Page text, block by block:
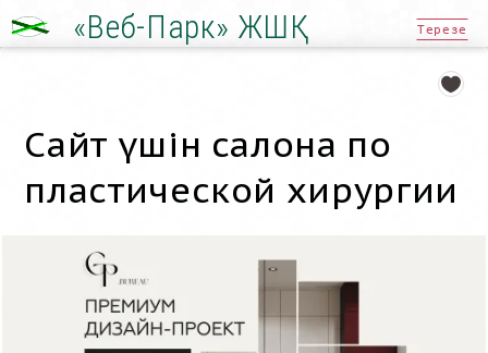
«Веб-Парк» ЖШҚ Терезе
Сайт үшін салона по
пластической хирургии